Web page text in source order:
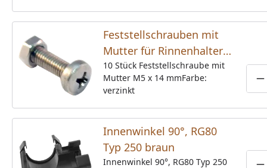
"Zubehör".
Feststellschrauben mit
Mutter für Rinnenhalter
PVC, RG80 Typ 250 (10
Stück Beutel)
10 Stück Feststellschraube mit
Mutter M5 x 14 mmFarbe:
verzinkt
Innenwinkel 90°, RG80
Typ 250 braun
Innenwinkel 90°, RG80 Typ 250